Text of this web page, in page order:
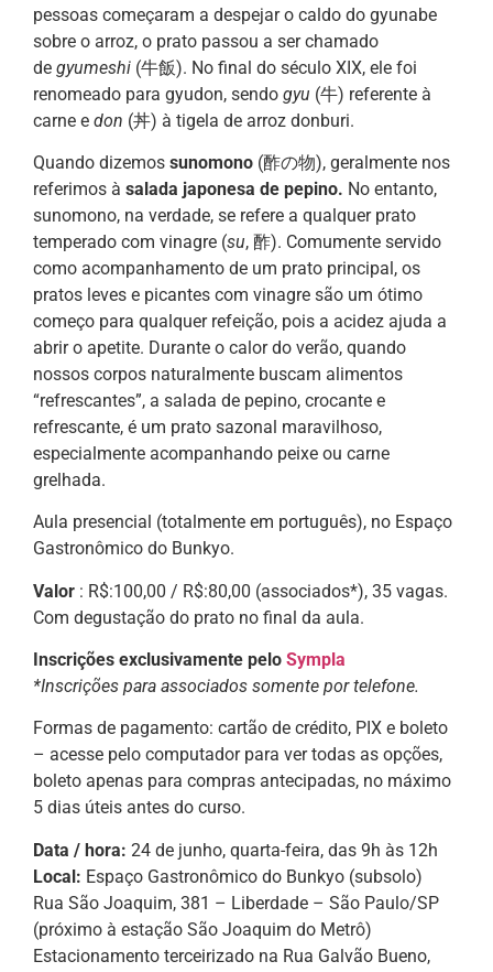
pessoas começaram a despejar o caldo do gyunabe
sobre o arroz, o prato passou a ser chamado
de gyumeshi (牛飯). No final do século XIX, ele foi
renomeado para gyudon, sendo gyu (牛) referente à
carne e don (丼) à tigela de arroz donburi.
Quando dizemos sunomono (酢の物), geralmente nos
referimos à salada japonesa de pepino. No entanto,
sunomono, na verdade, se refere a qualquer prato
temperado com vinagre (su, 酢). Comumente servido
como acompanhamento de um prato principal, os
pratos leves e picantes com vinagre são um ótimo
começo para qualquer refeição, pois a acidez ajuda a
abrir o apetite. Durante o calor do verão, quando
nossos corpos naturalmente buscam alimentos
“refrescantes”, a salada de pepino, crocante e
refrescante, é um prato sazonal maravilhoso,
especialmente acompanhando peixe ou carne
grelhada.
Aula presencial (totalmente em português), no Espaço
Gastronômico do Bunkyo.
Valor : R$:100,00 / R$:80,00 (associados*), 35 vagas.
Com degustação do prato no final da aula.
Inscrições exclusivamente pelo Sympla
*Inscrições para associados somente por telefone.
Formas de pagamento: cartão de crédito, PIX e boleto
– acesse pelo computador para ver todas as opções,
boleto apenas para compras antecipadas, no máximo
5 dias úteis antes do curso.
Data / hora: 24 de junho, quarta-feira, das 9h às 12h
Local: Espaço Gastronômico do Bunkyo (subsolo)
Rua São Joaquim, 381 – Liberdade – São Paulo/SP
(próximo à estação São Joaquim do Metrô)
Estacionamento terceirizado na Rua Galvão Bueno,